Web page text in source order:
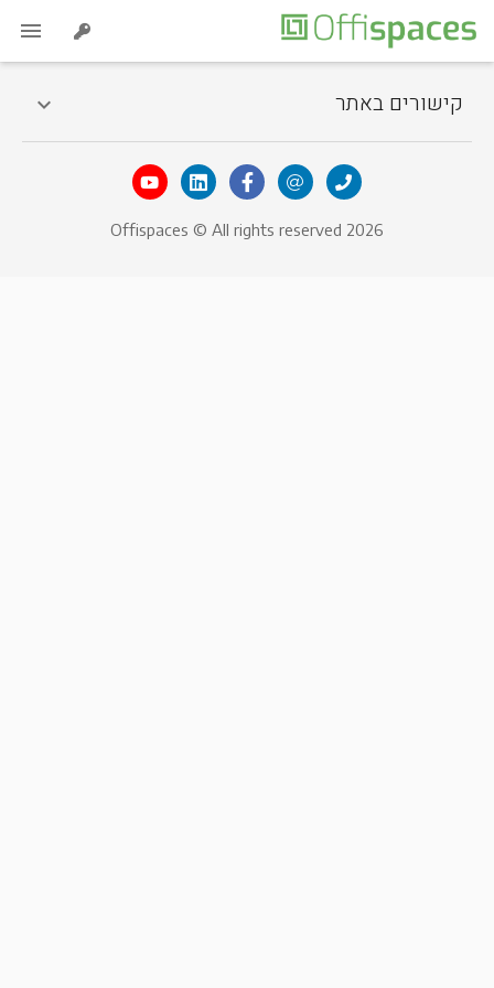
קישורים באתר
Offispaces © All rights reserved 2026